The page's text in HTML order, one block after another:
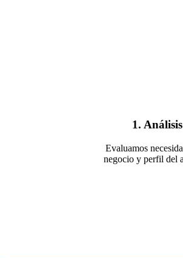
1. Análisis
Evaluamos
negocio y perfil del